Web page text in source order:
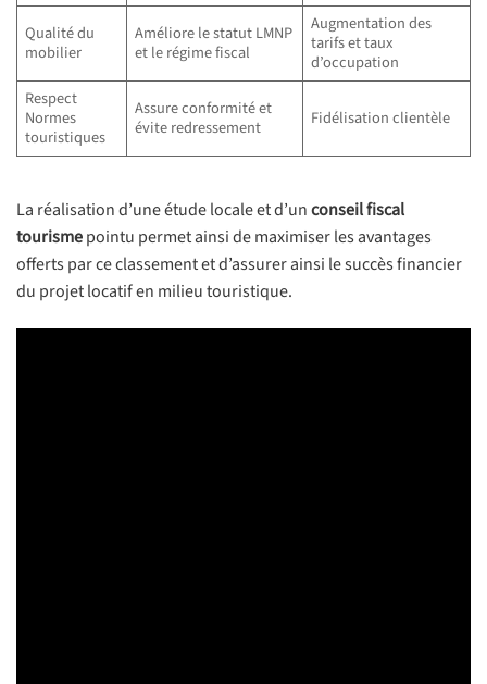
Qualité du
mobilier
Améliore le statut LMNP
et le régime fiscal
Augmentation des
tarifs et taux
d’occupation
Respect
Normes
touristiques
Assure conformité et
évite redressement
Fidélisation clientèle
La réalisation d’une étude locale et d’unconseil fiscal
tourismepointu permet ainsi de maximiser les avantages
offerts par ce classement et d’assurer ainsi le succès financier
du projet locatif en milieu touristique.